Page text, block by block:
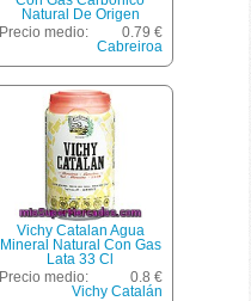
Natural De Origen
Magmático Botella 1 L
Precio medio:
0.79 €
Cabreiroa
Vichy Catalan Agua
Mineral Natural Con Gas
Lata 33 Cl
Precio medio:
0.8 €
Vichy Catalán